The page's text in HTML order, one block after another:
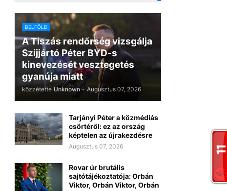
BELFÖLD
A Tiszás rendőrség vizsgálja
Szijjártó Péter BYD-s
kinevezését vesztegetés
gyanúja miatt
közzétette Unknown - Augusztus 07, 2026
Tarjányi Péter a közmédiás
csörtéről: ez az ország
képtelen az újrakezdésre
Augusztus 07, 2026
Rovar úr brutális
sajtótájékoztatója: Orbán
Viktor, Orbán Viktor, Orbán